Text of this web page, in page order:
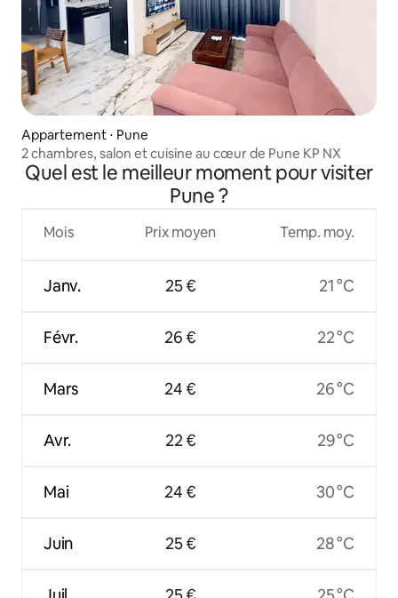
Appartement ⋅ Pune
2 chambres, salon et cuisine au cœur de Pune KP NX
Quel est le meilleur moment pour visiter
Pune ?
Mois
Janv.
Févr.
Mars
Avr.
Mai
Juin
Prix moyen
25 €
26 €
24 €
22 €
24 €
25 €
Temp. moy.
21 °C
22 °C
26 °C
29 °C
30 °C
28 °C